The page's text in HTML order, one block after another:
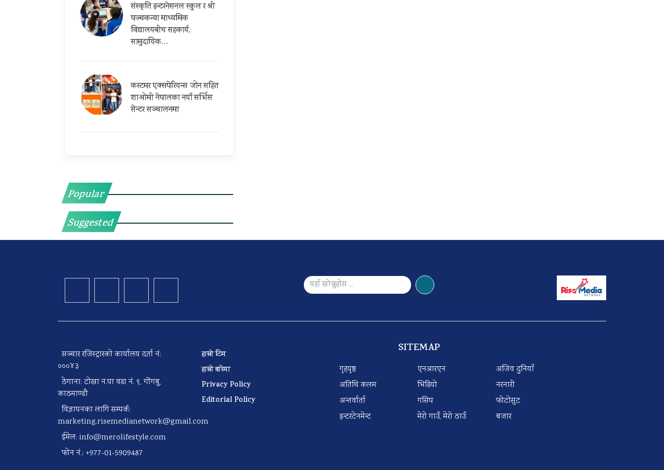
संस्कृति इन्टरनेसनल स्कुल र श्री
पञ्चकन्या माध्यमिक
विद्यालयबीच सहकार्य,
सामुदायिक…
कस्टमर एक्सपेरियन्स जोन सहित
शाओमी नेपालका नयाँ सर्भिस
सेन्टर सञ्चालनमा
Popular
Suggested
सञ्चार रजिस्ट्रारको कार्यालय दर्ता नं:
०००४३
ठेगाना: टोखा न.पा वडा नं. ९, गोंगबु,
काठमाण्डौ
विज्ञापनका लागि सम्पर्क:
marketing.risemedianetwork@gmail.com
ईमेल: info@merolifestyle.com
फोन नं.: +977-01-5909487
हाम्रो टिम
हाम्रो बारेमा
Privacy Policy
Editorial Policy
SITEMAP
गृहपृष्ठ
अतिथि कलम
अन्तर्वार्ता
इन्टरटेनमेन्ट
एनआरएन
भिडियो
गसिप
मेरो गाउँ, मेरो ठाउँ
अजिव दुनियाँ
नरनारी
फोटोसुट
बजार